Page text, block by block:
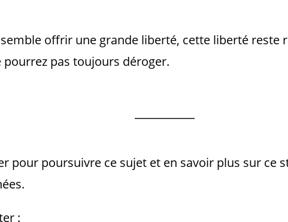
offrir une grande liberté, cette liberté reste
pas toujours déroger.
pour poursuivre ce sujet et en savoir plus sur ce
: